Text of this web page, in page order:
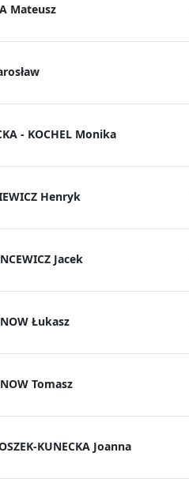
Mateusz
- KOCHEL Monika
Henryk
Jacek
Łukasz
Tomasz
KUNECKA Joanna